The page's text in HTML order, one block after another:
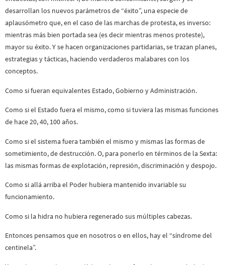
desarrollan los nuevos parámetros de “éxito”, una especie de
aplausómetro que, en el caso de las marchas de protesta, es inverso:
mientras más bien portada sea (es decir mientras menos proteste),
mayor su éxito. Y se hacen organizaciones partidarias, se trazan planes,
estrategias y tácticas, haciendo verdaderos malabares con los
conceptos.
Como si fueran equivalentes Estado, Gobierno y Administración.
Como si el Estado fuera el mismo, como si tuviera las mismas funciones
de hace 20, 40, 100 años.
Como si el sistema fuera también el mismo y mismas las formas de
sometimiento, de destrucción. O, para ponerlo en términos de la Sexta:
las mismas formas de explotación, represión, discriminación y despojo.
Como si allá arriba el Poder hubiera mantenido invariable su
funcionamiento.
Como si la hidra no hubiera regenerado sus múltiples cabezas.
Entonces pensamos que en nosotros o en ellos, hay el “síndrome del
centinela”.